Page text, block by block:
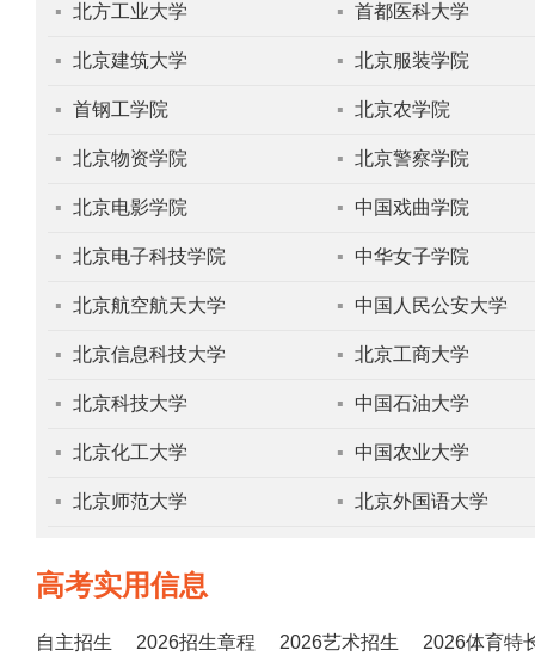
▪ 北方工业大学 ▪ 首都医科大学
▪ 北京建筑大学 ▪ 北京服装学院
▪ 首钢工学院 ▪ 北京农学院
▪ 北京物资学院 ▪ 北京警察学院
▪ 北京电影学院 ▪ 中国戏曲学院
▪ 北京电子科技学院 ▪ 中华女子学院
▪ 北京航空航天大学 ▪ 中国人民公安大学
▪ 北京信息科技大学 ▪ 北京工商大学
▪ 北京科技大学 ▪ 中国石油大学
▪ 北京化工大学 ▪ 中国农业大学
▪ 北京师范大学 ▪ 北京外国语大学
高考实用信息
自主招生 2026招生章程 2026艺术招生 2026体育特